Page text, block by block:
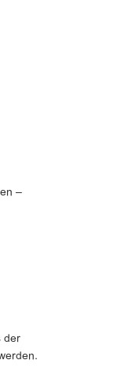
–
der